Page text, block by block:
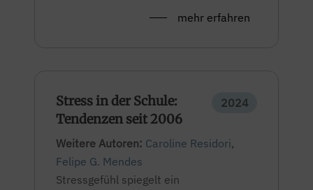
mehr erfahren
Stress in der Schule:
Tendenzen seit 2006
2024
Weitere Autoren: Caroline Residori,
Felipe G. Mendes
Stressgefühl spiegelt ein